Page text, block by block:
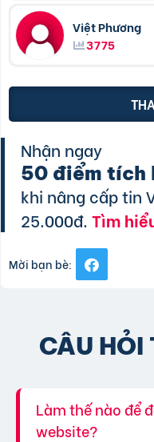
Việt Phương
3775
Nhận ngay
50 điểm tích
khi nâng cấp tin
25.000đ.Tìm
Mời bạn bè:
CÂU HỎI
Làm thế nào để
website?